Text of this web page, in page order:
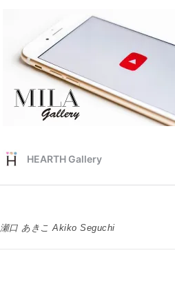
瀬口 あきこ Akiko Seguchi